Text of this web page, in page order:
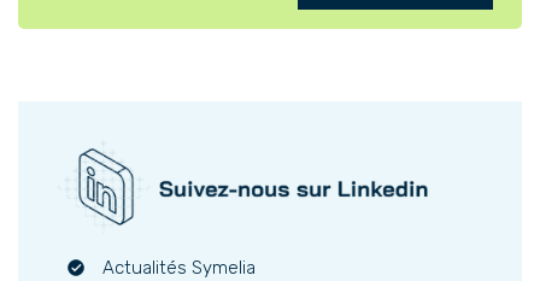
Actualités Symelia